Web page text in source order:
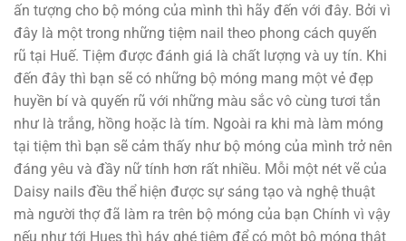
ấn tượng cho bộ móng của mình thì hãy đến với đây. Bởi vì
đây là một trong những tiệm nail theo phong cách quyến
rũ tại Huế. Tiệm được đánh giá là chất lượng và uy tín. Khi
đến đây thì bạn sẽ có những bộ móng mang một vẻ đẹp
huyền bí và quyến rũ với những màu sắc vô cùng tươi tắn
như là trắng, hồng hoặc là tím. Ngoài ra khi mà làm móng
tại tiệm thì bạn sẽ cảm thấy như bộ móng của mình trở nên
đáng yêu và đầy nữ tính hơn rất nhiều. Mỗi một nét vẽ của
Daisy nails đều thể hiện được sự sáng tạo và nghệ thuật
mà người thợ đã làm ra trên bộ móng của bạn Chính vì vậy
nếu như tới Hues thì háy ghé tiệm để có một bộ móng thật